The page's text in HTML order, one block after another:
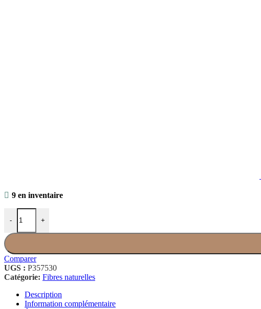
9 en inventaire
-
quantité de Istex Fjallalopi 3054
+
Comparer
UGS : P357530
Catégorie: Fibres naturelles
Description
Information complémentaire